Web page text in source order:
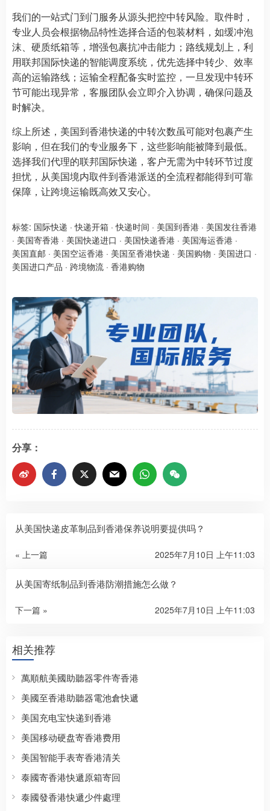
我们的一站式门到门服务从源头把控中转风险。取件时，
专业人员会根据物品特性选择合适的包装材料，如缓冲泡
沫、硬质纸箱等，增强包裹抗冲击能力；路线规划上，利
用联邦国际快递的智能调度系统，优先选择中转少、效率
高的运输路线；运输全程配备实时监控，一旦发现中转环
节可能出现异常，客服团队会立即介入协调，确保问题及
时解决。​
综上所述，美国到香港快递的中转次数虽可能对包裹产生
影响，但在我们的专业服务下，这些影响能被降到最低。
选择我们代理的联邦国际快递，客户无需为中转环节过度
担忧，从美国境内取件到香港派送的全流程都能得到可靠
保障，让跨境运输既高效又安心。
标签: 国际快递 ·快递开箱 ·快递时间 · 美国到香港 · 美国发往香港
· 美国寄香港 · 美国快递进口 · 美国快递香港 · 美国海运香港 ·
美国直邮 · 美国空运香港 · 美国至香港快递 · 美国购物 · 美国进口 ·
美国进口产品 · 跨境物流 · 香港购物
分享：
从美国快递皮革制品到香港保养说明要提供吗？
« 上一篇 2025年7月10日 上午11:03
从美国寄纸制品到香港防潮措施怎么做？
下一篇 » 2025年7月10日 上午11:03
相关推荐
萬順航美國助聽器零件寄香港
美國至香港助聽器電池倉快遞
美国充电宝快递到香港
美国移动硬盘寄香港费用
美国智能手表寄香港清关
泰國寄香港快遞原箱寄回
泰國發香港快遞少件處理